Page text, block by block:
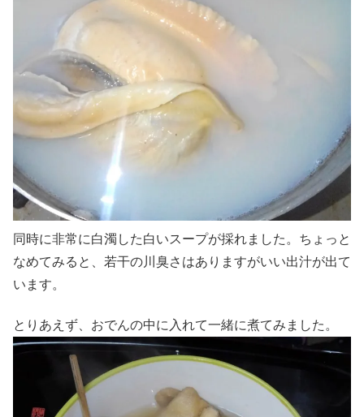
同時に非常に白濁した白いスープが採れました。ちょっと
なめてみると、若干の川臭さはありますがいい出汁が出て
います。
とりあえず、おでんの中に入れて一緒に煮てみました。